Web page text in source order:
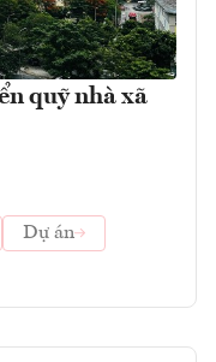
quỹ nhà xã
Dự án